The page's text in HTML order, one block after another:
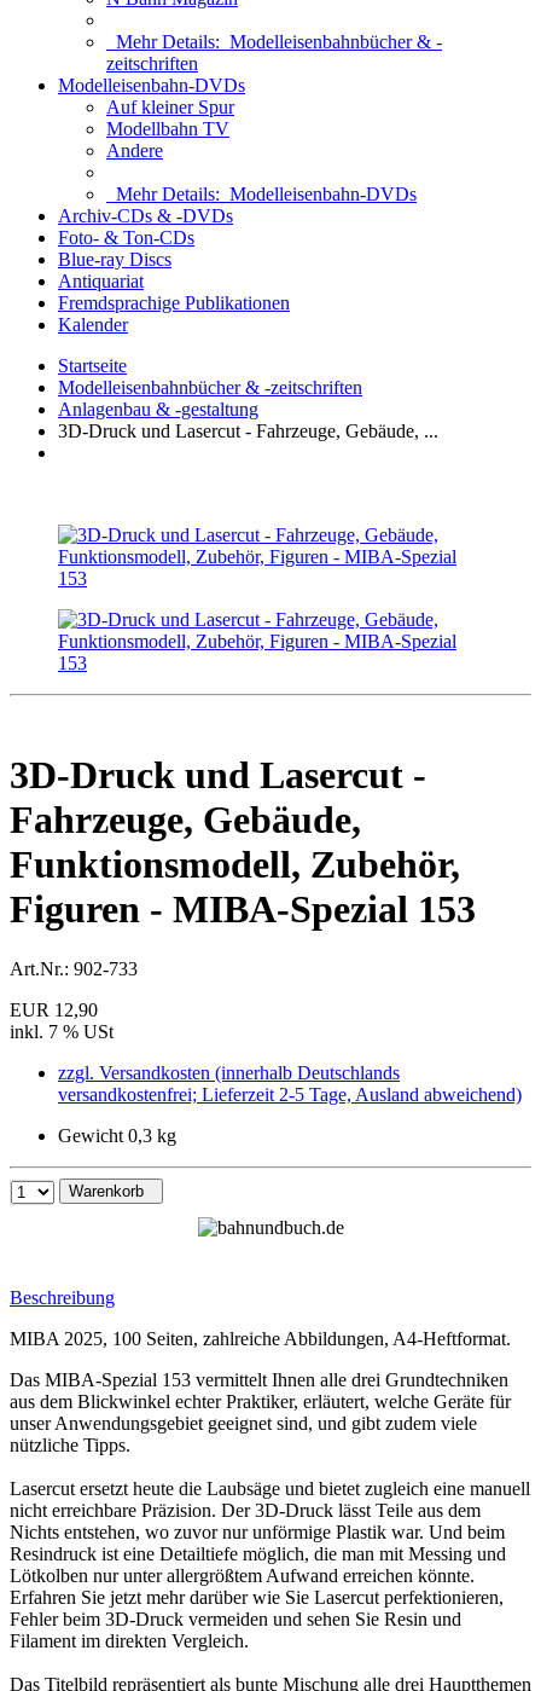
Mehr Details: Modelleisenbahnbücher & -
zeitschriften
Modelleisenbahn-DVDs
Auf kleiner Spur
Modellbahn TV
Andere
Mehr Details: Modelleisenbahn-DVDs
Archiv-CDs & -DVDs
Foto- & Ton-CDs
Blue-ray Discs
Antiquariat
Fremdsprachige Publikationen
Kalender
Startseite
Modelleisenbahnbücher & -zeitschriften
Anlagenbau & -gestaltung
3D-Druck und Lasercut - Fahrzeuge, Gebäude, ...
3D-Druck und Lasercut -
Fahrzeuge, Gebäude,
Funktionsmodell, Zubehör,
Figuren - MIBA-Spezial 153
Art.Nr.: 902-733
EUR 12,90
inkl. 7 % USt
zzgl. Versandkosten (innerhalb Deutschlands
versandkostenfrei; Lieferzeit 2-5 Tage, Ausland abweichend)
Gewicht 0,3 kg
Warenkorb
Beschreibung
MIBA 2025, 100 Seiten, zahlreiche Abbildungen, A4-Heftformat.
Das MIBA-Spezial 153 vermittelt Ihnen alle drei Grundtechniken
aus dem Blickwinkel echter Praktiker, erläutert, welche Geräte für
unser Anwendungsgebiet geeignet sind, und gibt zudem viele
nützliche Tipps.
Lasercut ersetzt heute die Laubsäge und bietet zugleich eine manuell
nicht erreichbare Präzision. Der 3D-Druck lässt Teile aus dem
Nichts entstehen, wo zuvor nur unförmige Plastik war. Und beim
Resindruck ist eine Detailtiefe möglich, die man mit Messing und
Lötkolben nur unter allergrößtem Aufwand erreichen könnte.
Erfahren Sie jetzt mehr darüber wie Sie Lasercut perfektionieren,
Fehler beim 3D-Druck vermeiden und sehen Sie Resin und
Filament im direkten Vergleich.
Das Titelbild repräsentiert als bunte Mischung alle drei Hauptthemen